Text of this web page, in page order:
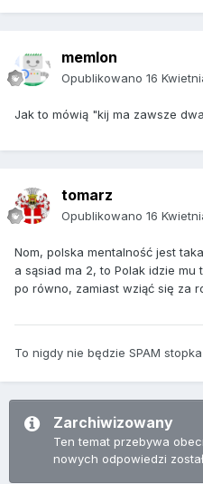
memlon
Opublikowano 16
Jak to mówią "kij ma zawsze
tomarz
Opublikowano 16
Nom, polska mentalność jest
a sąsiad ma 2, to Polak idzie
po równo, zamiast wziąć się za
To nigdy nie będzie SPAM stopka
Zarchiwizowany
Ten temat przebywa
nowych odpowiedzi